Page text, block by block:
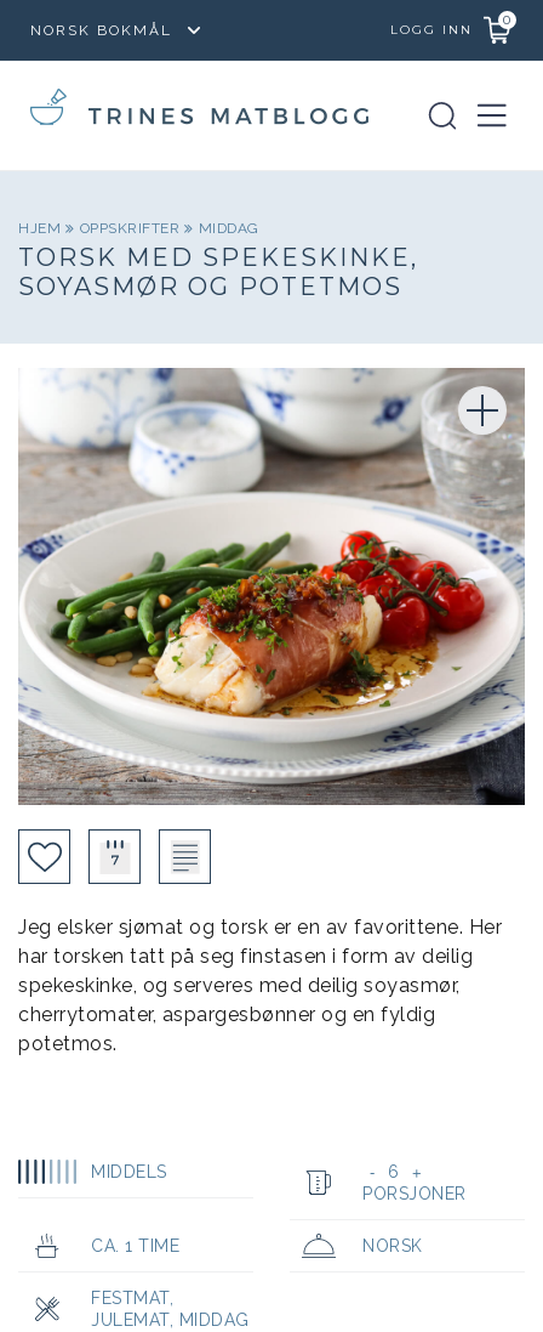
LOGG INN
0
HJEM OPPSKRIFTER MIDDAG
TORSK MED SPEKESKINKE,
SOYASMØR OG POTETMOS
Jeg elsker sjømat og torsk er en av favorittene. Her
har torsken tatt på seg finstasen i form av deilig
spekeskinke, og serveres med deilig soyasmør,
cherrytomater, aspargesbønner og en fyldig
potetmos.
MIDDELS - 6 +
PORSJONER
CA. 1 TIME NORSK
FESTMAT,
JULEMAT, MIDDAG